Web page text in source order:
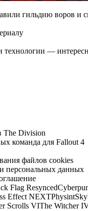
гильдию воров и
—
The Division
команда для Fallout 4
файлов cookies
персональных данных
Flag Resynced
Effect NEXTPhysint
Scrolls VIThe Witcher